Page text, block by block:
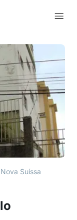
Nova Suíssa